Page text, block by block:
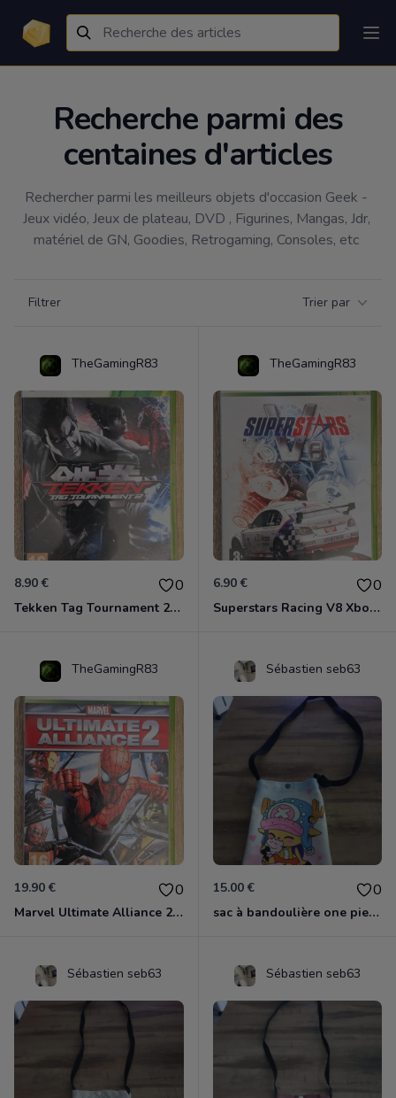
Recherche parmi des
centaines d'articles
Rechercher parmi les meilleurs objets d'occasion Geek -
Jeux vidéo, Jeux de plateau, DVD , Figurines, Mangas, Jdr,
matériel de GN, Goodies, Retrogaming, Consoles, etc
Filtrer Trier par
TheGamingR83
8.90 € 0
Tekken Tag Tournament 2 Xbox 360
TheGamingR83
6.90 € 0
Superstars Racing V8 Xbox 360
TheGamingR83
19.90 € 0
Marvel Ultimate Alliance 2 Xbox 360
Sébastien seb63
15.00 € 0
sac à bandoulière one piece chopper
Sébastien seb63 Sébastien seb63